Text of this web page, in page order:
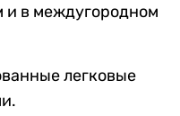
и в междугородном
легковые